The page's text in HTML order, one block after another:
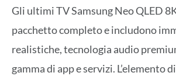
Gli ultimi TV Samsung Neo QLED
pacchetto completo e includono
realistiche, tecnologia audio
gamma di app e servizi. L’elemento